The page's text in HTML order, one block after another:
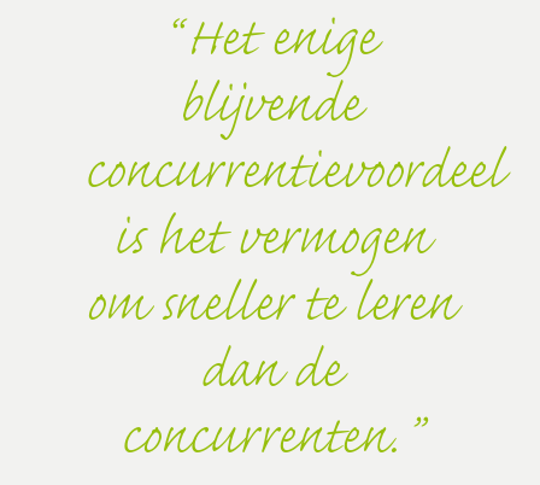
Het enige
blijvende
concurrentievoordeel
is het vermogen
om sneller te leren
dan de
concurrenten.